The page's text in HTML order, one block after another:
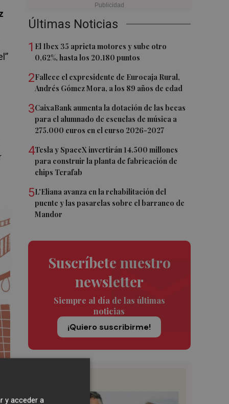
Últimas Noticias
1 El Ibex 35 aprieta motores y sube otro
0,62%, hasta los 20.180 puntos
2Fallece el expresidente de Eurocaja Rural,
Andrés Gómez Mora, a los 89 años de edad
3CaixaBank aumenta la dotación de las becas
para el alumnado de escuelas de música a
275.000 euros en el curso 2026-2027
4Tesla y SpaceX invertirán 14.500 millones
para construir la planta de fabricación de
chips Terafab
5L'Eliana avanza en la rehabilitación del
puente y las pasarelas sobre el barranco de
Mandor
Suscríbete nuestro
newsletter
Siempre al día de las últimas
noticias
¡Quiero suscribirme!
y acceder a